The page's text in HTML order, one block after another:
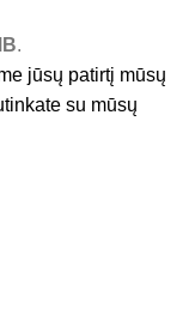
.
jūsų patirtį mūsų
su mūsų